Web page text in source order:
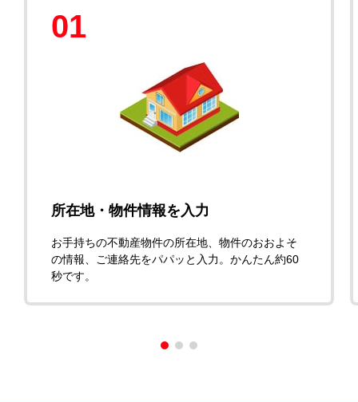
01
所在地・物件情報を入力
お手持ちの不動産物件の所在地、物件のおおよそ
の情報、ご連絡先をパパッと入力。かんたん約60
秒です。